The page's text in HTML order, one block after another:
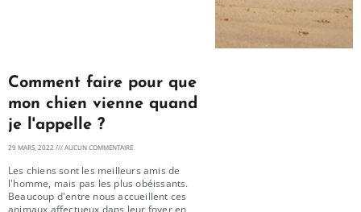
Comment faire pour que
mon chien vienne quand
je l'appelle ?
29 MARS, 2022 AUCUN COMMENTAIRE
Les chiens sont les meilleurs amis de
l'homme, mais pas les plus obéissants.
Beaucoup d'entre nous accueillent ces
animaux affectueux dans leur foyer en